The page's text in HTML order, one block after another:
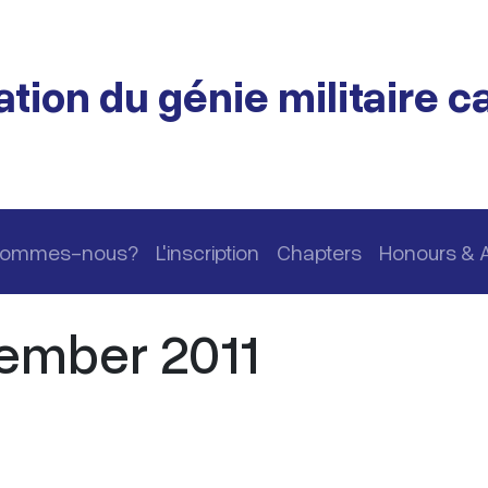
du génie militaire
nous? L'inscription Chapters Honours &
2011